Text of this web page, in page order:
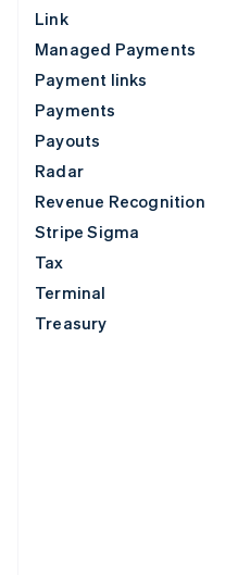
Link
Managed Payments
Payment links
Payments
Payouts
Radar
Revenue Recognition
Stripe Sigma
Tax
Terminal
Treasury